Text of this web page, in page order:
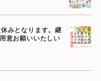
みとなります。継
意お願いいたしい